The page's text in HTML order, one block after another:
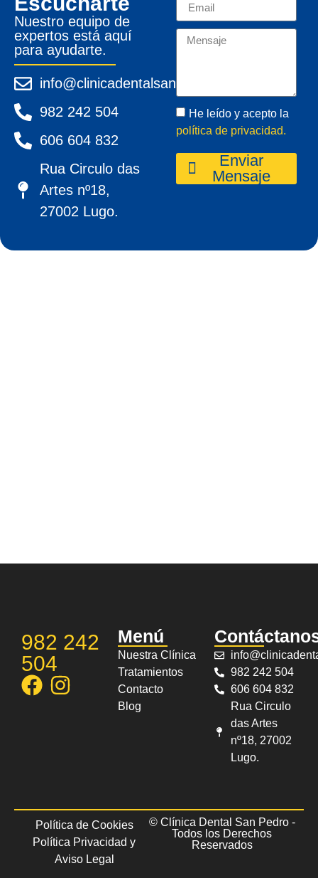
Nuestro equipo de
expertos está aquí
para ayudarte.
info@clinicadentalsanpedro.com
982 242 504
606 604 832
Rua Circulo das
Artes nº18,
27002 Lugo.
He leído y acepto la
política de privacidad.
Enviar
Mensaje
982 242
504
Menú
Nuestra Clínica
Tratamientos
Contacto
Blog
982 242 504
606 604 832
Rua Circulo
das Artes
nº18, 27002
Lugo.
© Clínica Dental San Pedro -
Todos los Derechos
Reservados
Política de Cookies
Política Privacidad y
Aviso Legal